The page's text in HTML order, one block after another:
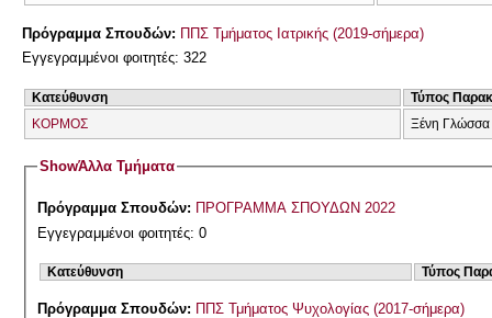
Πρόγραμμα Σπουδών: ΠΠΣ Τμήματος Ιατρικής (2019-σήμερα)
Εγγεγραμμένοι φοιτητές: 322
Κατεύθυνση
Τύπος
ΚΟΡΜΟΣ
Ξένη Γλώσσα
ShowΆλλα Τμήματα
Πρόγραμμα Σπουδών: ΠΡΟΓΡΑΜΜΑ ΣΠΟΥΔΩΝ 2022
Εγγεγραμμένοι φοιτητές: 0
Κατεύθυνση Τύπος
Πρόγραμμα Σπουδών: ΠΠΣ Τμήματος Ψυχολογίας (2017-σήμερα)